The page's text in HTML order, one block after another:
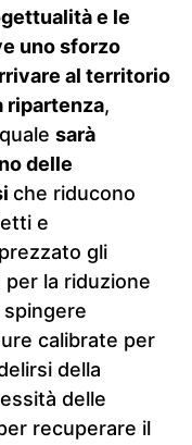
e le
uno sforzo
al territorio
ripartenza,
sarà
delle
che riducono
e
gli
la riduzione
calibrate per
della
delle
recuperare il